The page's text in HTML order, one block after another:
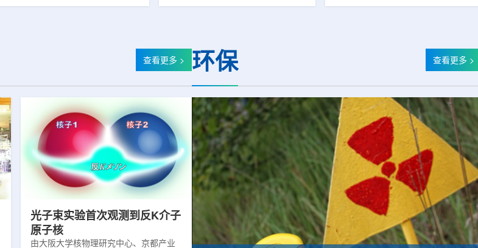
效率。Nuclear Quantum此次提出的
学能够直接在量子计算框架中表示和
模拟。...
用较广的治疗性放射性同位素，可用
于前列腺癌、神经内分泌肿瘤等疾病
期约为6.6天，从生产、运输到药物
制备和患者给药...
经理陈永华，副总经理丁开忠、李
俊、光若怀陪同。韩冰一行详细了解
破、成果转化落地及产业化发展等方
面开...
查看更多 >
光子束实验首次观测到反K介子
原子核
由大阪大学核物理研究中心、京都产业
环保 查看更多 >